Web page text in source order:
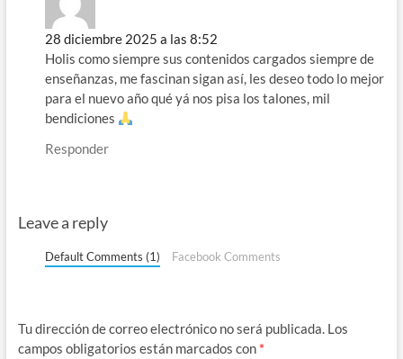
28 diciembre 2025 a las 8:52
Holis como siempre sus contenidos cargados siempre de
enseñanzas, me fascinan sigan así, les deseo todo lo mejor
para el nuevo año qué yá nos pisa los talones, mil
bendiciones
Responder
Leave a reply
Default Comments (1) Facebook Comments
Tu dirección de correo electrónico no será publicada. Los
campos obligatorios están marcados con *